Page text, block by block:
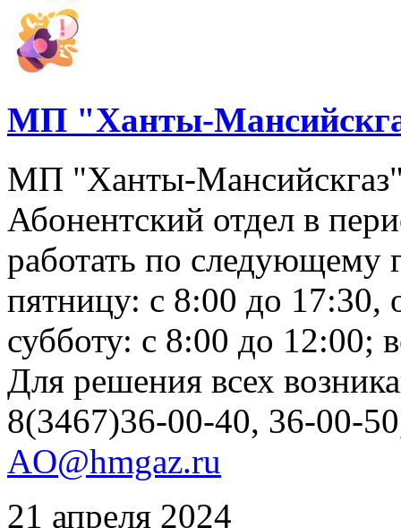
МП "Ханты-
МП "Ханты-Мансийскгаз"
Абонентский отдел в
работать по следующему
пятницу: с 8:00 до 17:30,
субботу: с 8:00 до 12:00;
Для решения всех
8(3467)36-00-40, 36-00-
AO@hmgaz.ru
21 апреля 2024